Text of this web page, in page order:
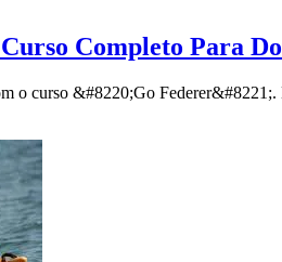
Completo Para
o curso &#8220;Go